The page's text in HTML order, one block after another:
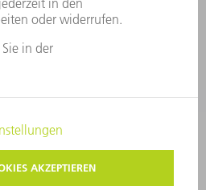
COPYRIGHT
EINSTELLUNGEN